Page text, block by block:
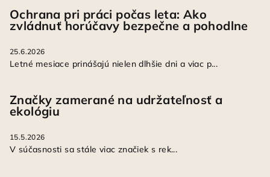
Ochrana pri práci počas leta: Ako
zvládnuť horúčavy bezpečne a pohodlne
25.6.2026
Letné mesiace prinášajú nielen dlhšie dni a viac p...
Značky zamerané na udržateľnosť a
ekológiu
15.5.2026
V súčasnosti sa stále viac značiek s rek...